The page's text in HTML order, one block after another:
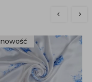
nowość